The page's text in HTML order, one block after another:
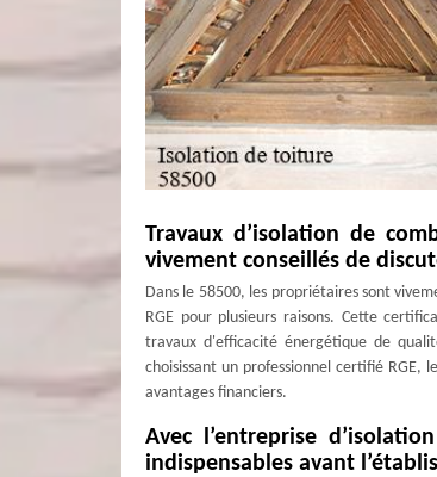
Travaux d’isolation de
vivement conseillés de
Dans le 58500, les propriétaires sont
RGE pour plusieurs raisons. Cette
travaux d'efficacité énergétique de
choisissant un professionnel certifié
avantages financiers.
Avec l’entreprise
indispensables avant